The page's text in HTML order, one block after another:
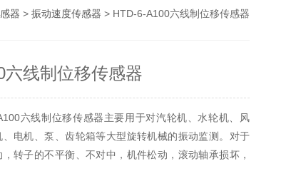
器 > 振动速度传感器 > HTD-6-A100六线制位移传感器
六线制位移传感器
六线制位移传感器主要用于对汽轮机、水轮机、风
电机、泵、齿轮箱等大型旋转机械的振动监测。对于
转子的不平衡、不对中，机件松动，滚动轴承损坏，